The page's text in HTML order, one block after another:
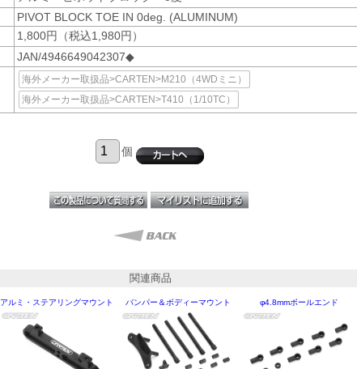
PIVOT BLOCK TOE IN 0deg. (ALUMINUM)
1,800円（税込1,980円）
JAN/4946649042307◆
海外メーカー取扱品>CARTEN>M210（4WDミニ）
海外メーカー取扱品>CARTEN>T410（1/10TC）
個
関連商品
アルミ・ステアリングマウント バンパー＆ボディーマウント φ4.8mmボールエンド